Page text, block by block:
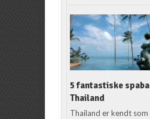
5 fantastiske
Thailand
Thailand er kendt